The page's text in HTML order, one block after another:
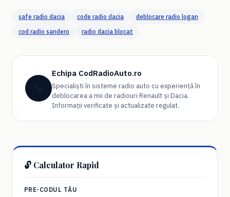
safe radio dacia code radio dacia
deblocare radio logan
cod radio sandero
radio dacia blocat
Echipa CodRadioAuto.ro
Specialiști în sisteme radio auto cu experiență în
deblocarea a mii de radiouri Renault și Dacia.
Informații verificate și actualizate regulat.
🔓 Calculator Rapid
PRE-CODUL TĂU